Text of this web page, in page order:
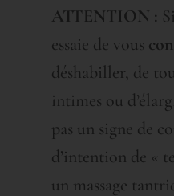
ATTENTION :
essaie de vous
déshabiller, de
intimes ou
pas un signe de
d’intention de «
un massage